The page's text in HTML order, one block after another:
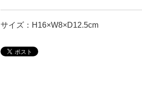
サイズ：H16×W8×D12.5cm